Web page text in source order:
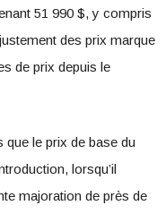
51 990 $, y compris
des prix marque
de prix depuis le
que le prix de base du
lorsqu’il
majoration de près de